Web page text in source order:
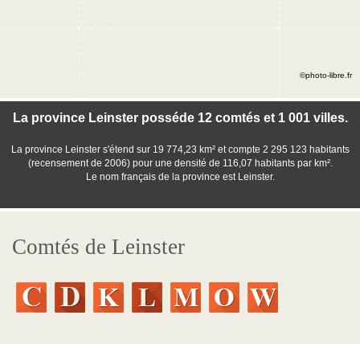
La province Leinster posséde 12 comtés et 1 001 villes.
La province Leinster s'étend sur 19 774,23 km² et compte 2 295 123 habitants
(recensement de 2006) pour une densité de 116,07 habitants par km².
Le nom français de la province est Leinster.
©photo-libre.fr
Comtés de Leinster